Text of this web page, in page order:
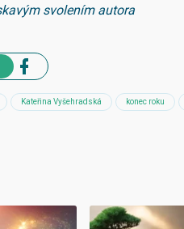
svolením autora
Kateřina Vyšehradská konec roku